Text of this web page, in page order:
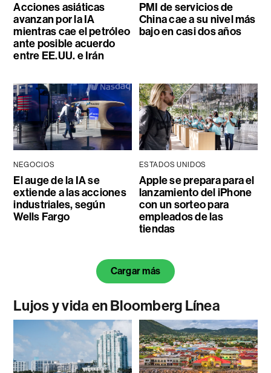
Acciones asiáticas
avanzan por la IA
mientras cae el petróleo
ante posible acuerdo
entre EE.UU. e Irán
PMI de servicios de
China cae a su nivel más
bajo en casi dos años
NEGOCIOS
El auge de la IA se
extiende a las acciones
industriales, según
Wells Fargo
ESTADOS UNIDOS
Apple se prepara para el
lanzamiento del iPhone
con un sorteo para
empleados de las
tiendas
Cargar más
Lujos y vida en Bloomberg Línea